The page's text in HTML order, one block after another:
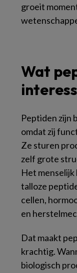
groeit
Wat
Peptiden zijn
omdat zij
Ze sturen
zelf grote
Het menselijk
talloze
cellen,
en
Dat maakt
krachtig.
biologisch